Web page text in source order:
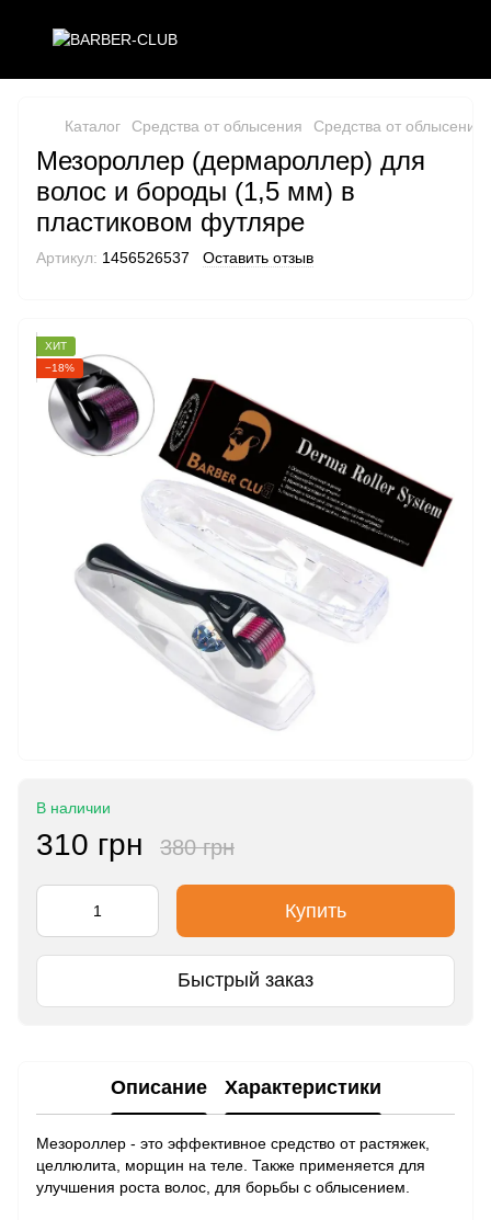
Каталог Средства от облысения Средства от облысения
Мезороллер (дермароллер) для
волос и бороды (1,5 мм) в
пластиковом футляре
Артикул: 1456526537 Оставить отзыв
ХИТ
−18%
В наличии
310 грн 380 грн
Купить
Быстрый заказ
Описание Характеристики
Мезороллер - это эффективное средство от растяжек,
целлюлита, морщин на теле. Также применяется для
улучшения роста волос, для борьбы с облысением.